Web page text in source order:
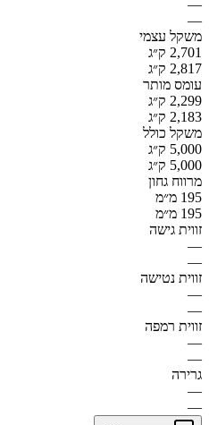
—
—
משקל עצמי
2,701 ק״ג
2,817 ק״ג
עומס מותר
2,299 ק״ג
2,183 ק״ג
משקל כולל
5,000 ק״ג
5,000 ק״ג
מרווח גחון
195 מ״מ
195 מ״מ
זווית גישה
—
—
זווית נטישה
—
—
זווית רמפה
—
—
גרירה
—
—